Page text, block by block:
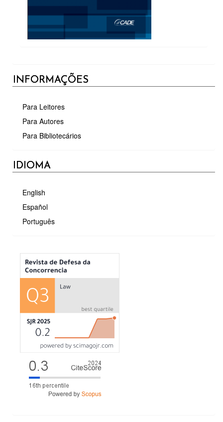
INFORMAÇÕES
Para Leitores
Para Autores
Para Bibliotecários
IDIOMA
English
Español
Português
MÉTRICAS